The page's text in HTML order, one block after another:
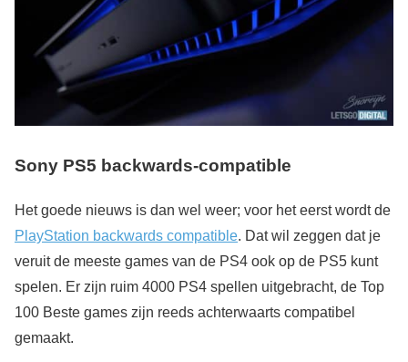
Sony PS5 backwards-compatible
Het goede nieuws is dan wel weer; voor het eerst wordt de
PlayStation backwards compatible. Dat wil zeggen dat je
veruit de meeste games van de PS4 ook op de PS5 kunt
spelen. Er zijn ruim 4000 PS4 spellen uitgebracht, de Top
100 Beste games zijn reeds achterwaarts compatibel
gemaakt.